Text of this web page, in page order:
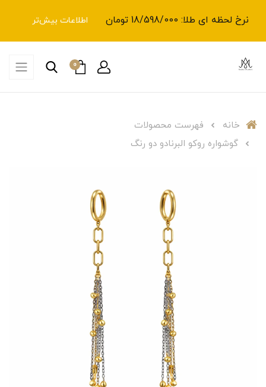
نرخ لحظه ای طلا: 18/598/000 تومان اطلاعات بیش‌تر
0
خانه
فهرست محصولات
گوشواره روکو البرنادو دو رنگ